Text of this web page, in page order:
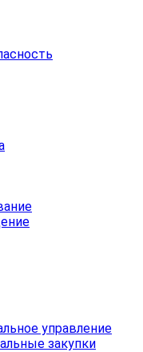
управление
закупки